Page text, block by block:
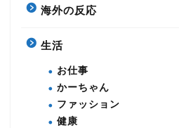
海外の反応
生活
お仕事
かーちゃん
ファッション
健康